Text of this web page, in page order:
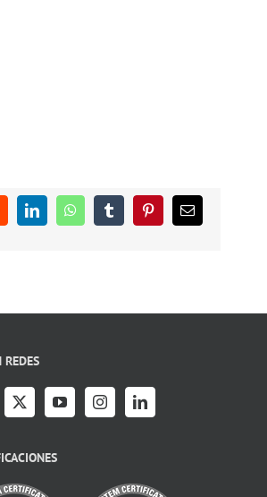
LinkedInWhatsAppTumblrPinterestCorreo
electrónico
REDES